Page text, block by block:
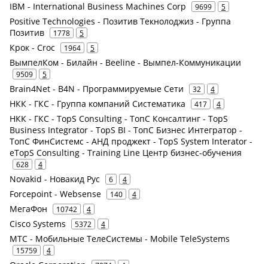
IBM - International Business Machines Corp 9699 5
Positive Technologies - Позитив Текнолоджиз - Группа
Позитив
1778 5
Крок - Croc 1964 5
ВымпелКом - Билайн - Beeline - Вымпел-Коммуникации
9509 5
Brain4Net - B4N - Программируемые Сети 32 4
НКК - ГКС - Группа компаний Систематика 417 4
НКК - ГКС - TopS Consulting - ТопС Консалтинг - TopS
Business Integrator - TopS BI - ТопС Бизнес Интегратор -
ТопС ФинСистемс - АНД проджект - TopS System Interator -
eTopS Consulting - Training Line Центр бизнес-обучения
628 4
Novakid - Новакид Рус 6 4
Forcepoint - Websense 140 4
МегаФон 10742 4
Cisco Systems 5372 4
МТС - Мобильные ТелеСистемы - Mobile TeleSystems
15759 4